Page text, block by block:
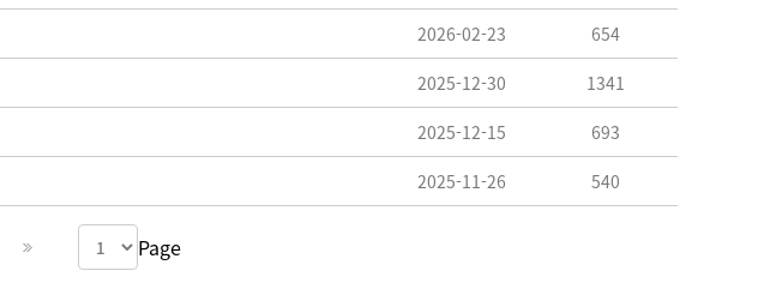
2026-02-23 654
2025-12-30 1341
2025-12-15 693
2025-11-26 540
Page